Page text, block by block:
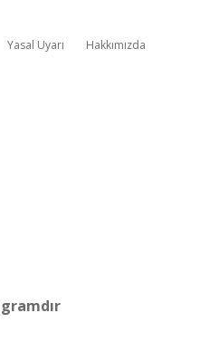
Yasal Uyarı Hakkımızda